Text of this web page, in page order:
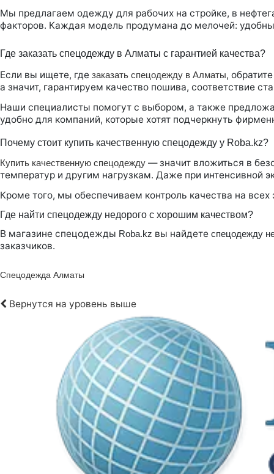
Мы предлагаем одежду для рабочих на стройке, в
факторов. Каждая модель продумана до мелочей:
Где заказать спецодежду в Алматы с гарантией качества?
Если вы ищете, где заказать спецодежду в Алматы,
а значит, гарантируем качество пошива, соответствие
Наши специалисты помогут с выбором, а также
удобно для компаний, которые хотят подчеркнуть
Почему стоит купить качественную спецодежду у Roba.kz?
Купить качественную спецодежду — значит вложиться в
температур и другим нагрузкам. Даже при интенсивной
Кроме того, мы обеспечиваем контроль качества на
Где найти спецодежду недорого с хорошим качеством?
В магазине спецодежды Roba.kz вы найдете спецодежду
заказчиков.
Спецодежда Алматы
Вернутся на уровень выше